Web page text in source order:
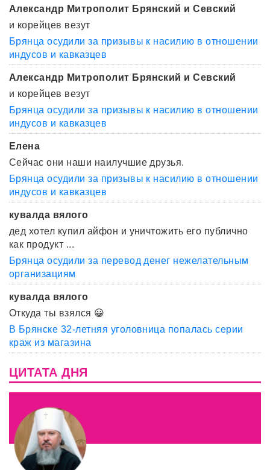
Александр Митрополит Брянский и Севский
и корейцев везут
Брянца осудили за призывы к насилию в отношении
индусов и кавказцев
Александр Митрополит Брянский и Севский
и корейцев везут
Брянца осудили за призывы к насилию в отношении
индусов и кавказцев
Елена
Сейчас они наши наилучшие друзья.
Брянца осудили за призывы к насилию в отношении
индусов и кавказцев
кувалда вялого
дед хотел купил айфон и уничтожить его публично
как продукт ...
Брянца осудили за перевод денег нежелательным
организациям
кувалда вялого
Откуда ты взялся 😀
В Брянске 32-летняя уголовница попалась серии
краж из магазина
ЦИТАТА ДНЯ